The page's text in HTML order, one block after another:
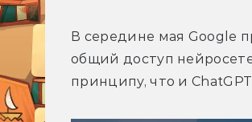
В середине мая Google
общий доступ
принципу, что и